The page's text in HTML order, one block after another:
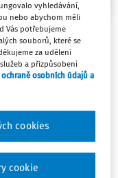
na
rizika –
Kde bývají
Michl
vyhledávání,
nebo abychom měli
Vás potřebujeme
souborů, které se
za udělení
a přizpůsobení
osobních údajů a
cookies
cookie